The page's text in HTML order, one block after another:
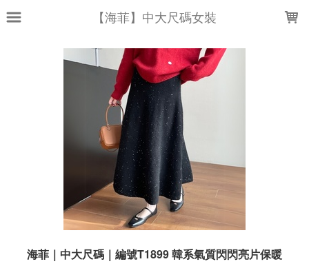
【海菲】中大尺碼女裝
海菲｜中大尺碼｜編號T1899 韓系氣質閃閃亮片保暖